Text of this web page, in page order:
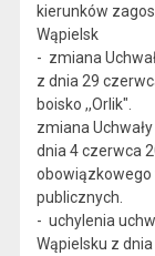
kierunków
Wąpielsk
- zmiana
z dnia 29
boisko ,,Orlik".
zmiana
dnia 4 czerwca
obowiązkowego
publicznych.
- uchylenia
Wąpielsku z dnia